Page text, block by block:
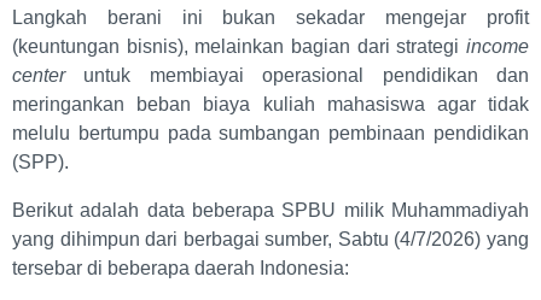
Langkah berani ini bukan sekadar mengejar profit
(keuntungan bisnis), melainkan bagian dari strategi income
centeruntuk membiayai operasional pendidikan dan
meringankan beban biaya kuliah mahasiswa agar tidak
melulu bertumpu pada sumbangan pembinaan pendidikan
(SPP).
Berikut adalah data beberapa SPBU milik Muhammadiyah
yang dihimpun dari berbagai sumber, Sabtu (4/7/2026) yang
tersebar di beberapa daerah Indonesia: